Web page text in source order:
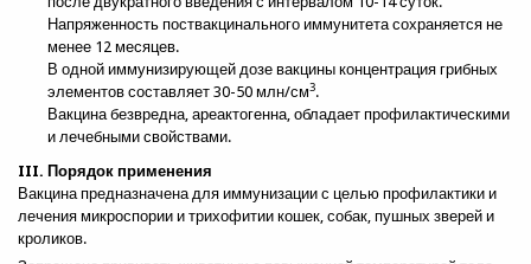
Напряженность поствакцинального иммунитета сохраняется не
менее 12 месяцев.
В одной иммунизирующей дозе вакцины концентрация грибных
элементов составляет 30-50 млн/см3.
Вакцина безвредна, ареактогенна, обладает профилактическими
и лечебными свойствами.
III. Порядок применения
Вакцина предназначена для иммунизации с целью профилактики и
лечения микроспории и трихофитии кошек, собак, пушных зверей и
кроликов.